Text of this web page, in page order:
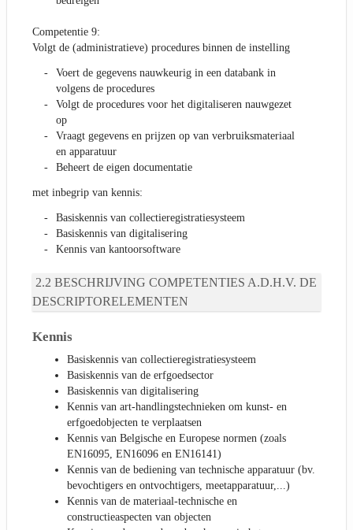
Competentie 9:
Volgt de (administratieve) procedures binnen de instelling
Voert de gegevens nauwkeurig in een databank in
volgens de procedures
Volgt de procedures voor het digitaliseren nauwgezet
op
Vraagt gegevens en prijzen op van verbruiksmateriaal
en apparatuur
Beheert de eigen documentatie
met inbegrip van kennis:
Basiskennis van collectieregistratiesysteem
Basiskennis van digitalisering
Kennis van kantoorsoftware
BESCHRIJVING COMPETENTIES A.D.H.V. DE
DESCRIPTORELEMENTEN
Kennis
Basiskennis van collectieregistratiesysteem
Basiskennis van de erfgoedsector
Basiskennis van digitalisering
Kennis van art-handlingstechnieken om kunst- en
erfgoedobjecten te verplaatsen
Kennis van Belgische en Europese normen (zoals
EN16095, EN16096 en EN16141)
Kennis van de bediening van technische apparatuur (bv.
bevochtigers en ontvochtigers, meetapparatuur,...)
Kennis van de materiaal-technische en
constructieaspecten van objecten